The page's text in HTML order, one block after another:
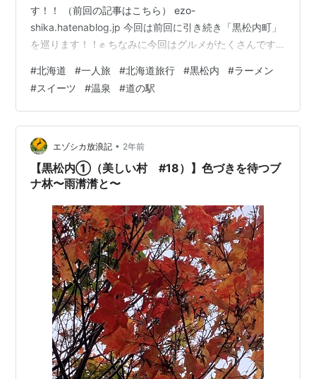
す！！ （前回の記事はこちら） ezo-
shika.hatenablog.jp 今回は前回に引き続き「黒松内町」
を巡ります！！✊ ちなみに今回はグルメがたくさんです
いください🙇 ▶︎「松龍」 ▶︎「黒松内町特産物手づくり加
工センター toitvert（トワ・ヴェール）」 ▶︎「黒松内温
泉 ぶなの森」 ▶︎「道の駅くろまつない toitvert Ⅱ（ト
ワ・ヴェール ドゥー）」 ▶︎総括 ▶︎「松龍」 「ブナの小
道」を巡り、お腹がペコペコです😩 お…
#北海道 #一人旅 #北海道旅行 #黒松内 #ラーメン
#スイーツ #温泉 #道の駅
エゾシカ放浪記 • 2年前
【黒松内①（美しい村 #18）】色づきを待つブ
ナ林〜雨潸潸と〜